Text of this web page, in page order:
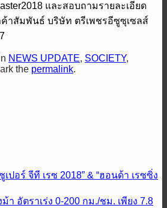
และสอบถามรายละเอียด
ค้าสัมพันธ์ บริษัท ตรีเพชรอีซูซุเซลส์
NEWS UPDATE, SOCIETY,
the permalink.
ปอร์ จีที เรซ 2018” & “ฮอนด้า เรซซิ่ง
า อัตราเร่ง 0-200 กม./ชม. เพียง 7.8